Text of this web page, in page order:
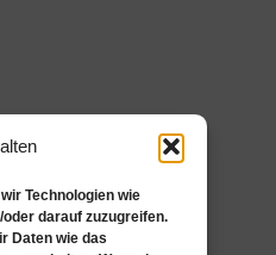
Technologien wie
darauf zuzugreifen.
Daten wie das